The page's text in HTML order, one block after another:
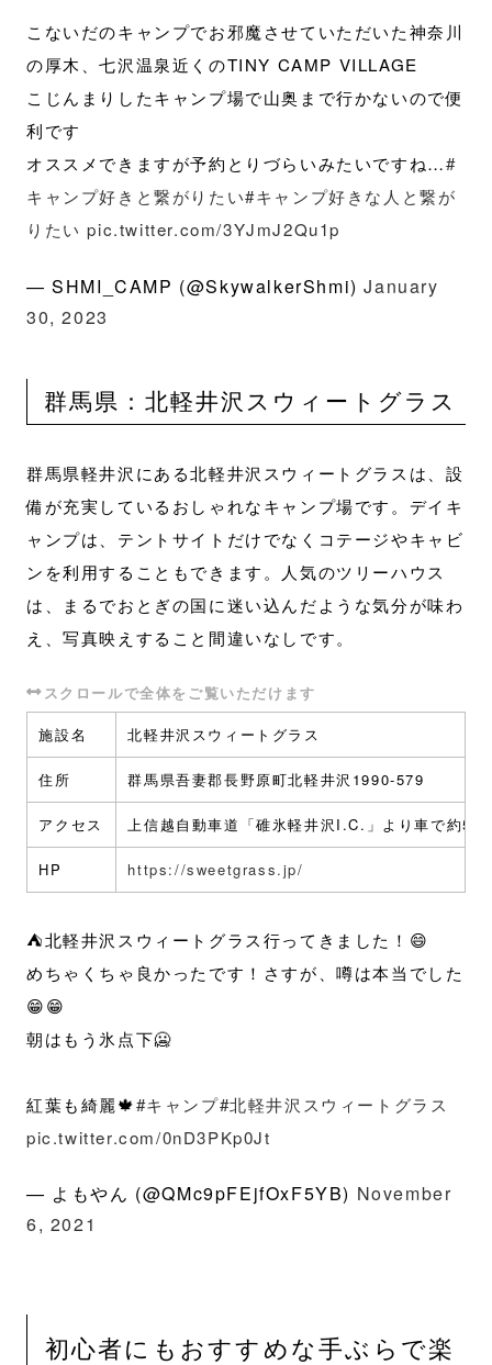
こないだのキャンプでお邪魔させていただいた神奈川
の厚木、七沢温泉近くのTINY CAMP VILLAGE
こじんまりしたキャンプ場で山奥まで行かないので便
利です
オススメできますが予約とりづらいみたいですね…#
キャンプ好きと繋がりたい#キャンプ好きな人と繋が
りたい pic.twitter.com/3YJmJ2Qu1p
— SHMI_CAMP (@SkywalkerShmi)January
30, 2023
群馬県：北軽井沢スウィートグラス
群馬県軽井沢にある北軽井沢スウィートグラスは、設
備が充実しているおしゃれなキャンプ場です。デイキ
ャンプは、テントサイトだけでなくコテージやキャビ
ンを利用することもできます。人気のツリーハウス
は、まるでおとぎの国に迷い込んだような気分が味わ
え、写真映えすること間違いなしです。
施設名 北軽井沢スウィートグラス
住所 群馬県吾妻郡長野原町北軽井沢1990-579
アクセス 上信越自動車道「碓氷軽井沢I.C.」より車で約50
HP https://sweetgrass.jp/
⛺️北軽井沢スウィートグラス行ってきました！😄
めちゃくちゃ良かったです！さすが、噂は本当でした
😁😁
朝はもう氷点下🥶
紅葉も綺麗🍁#キャンプ#北軽井沢スウィートグラス
pic.twitter.com/0nD3PKp0Jt
— よもやん (@QMc9pFEjfOxF5YB) November
6, 2021
初心者にもおすすめな手ぶらで楽